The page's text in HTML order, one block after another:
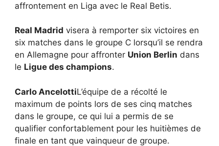
affrontement en Liga avec le Real Betis.
Real Madrid visera à remporter six victoires en
six matches dans le groupe C lorsqu’il se rendra
en Allemagne pour affronter Union Berlin dans
le Ligue des champions.
Carlo AncelottiL’équipe de a récolté le
maximum de points lors de ses cinq matches
dans le groupe, ce qui lui a permis de se
qualifier confortablement pour les huitièmes de
finale en tant que vainqueur de groupe.